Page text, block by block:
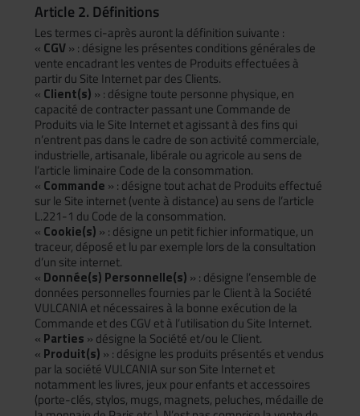
Article 2. Définitions
Les termes ci-après auront la définition suivante :
« CGV» : désigne les présentes conditions générales de
vente encadrant les ventes de Produits effectuées à
partir du Site Internet par des Clients.
« Client(s) » : désigne toute personne physique, en
capacité de contracter passant une Commande de
Produits via le Site Internet et agissant à des fins qui
n’entrent pas dans le cadre de son activité commerciale,
industrielle, artisanale, libérale ou agricole au sens de
l’article liminaire Code de la consommation.
« Commande » : désigne tout achat de Produits effectué
sur le Site internet (vente à distance) au sens de l’article
L.221-1 du Code de la consommation.
« Cookie(s) » : désigne un petit fichier informatique, un
traceur, déposé et lu par exemple lors de la consultation
d’un site internet.
« Donnée(s) Personnelle(s) » : désigne l’ensemble de
données personnelles fournies par le Client à la Société
VULCANIA et nécessaires à la bonne exécution de la
Commande et des CGV et à l’utilisation du Site Internet.
« Parties » désigne la Société et/ou le Client.
« Produit(s) » : désigne les produits présentés et vendus
par la société VULCANIA sur son Site Internet et
notamment les livres, jeux pour enfants et accessoires
(porte-clés, stylos, mugs, magnets, peluches, médaille de